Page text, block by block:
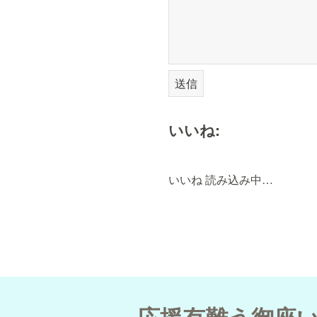
いいね:
いいね 読み込み中…